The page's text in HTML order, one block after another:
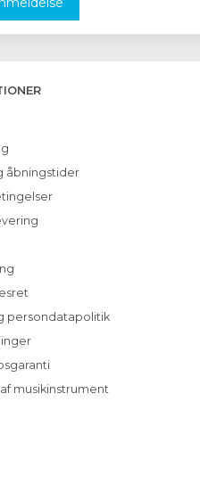
åbningstider
persondatapolitik
musikinstrument